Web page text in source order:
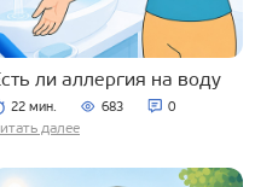
ли аллергия на воду
22 мин. 683 0
далее